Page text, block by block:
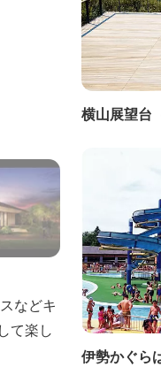
などキ
て楽し
横山展望台
伊勢かぐら